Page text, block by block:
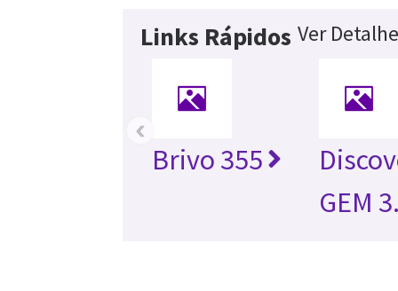
Links Rápidos Ver
Brivo 355
GEM
‹